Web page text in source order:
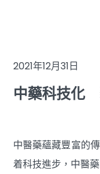
2021年12月31日
中藥科技化
中醫藥蘊藏豐富的
着科技進步，中醫